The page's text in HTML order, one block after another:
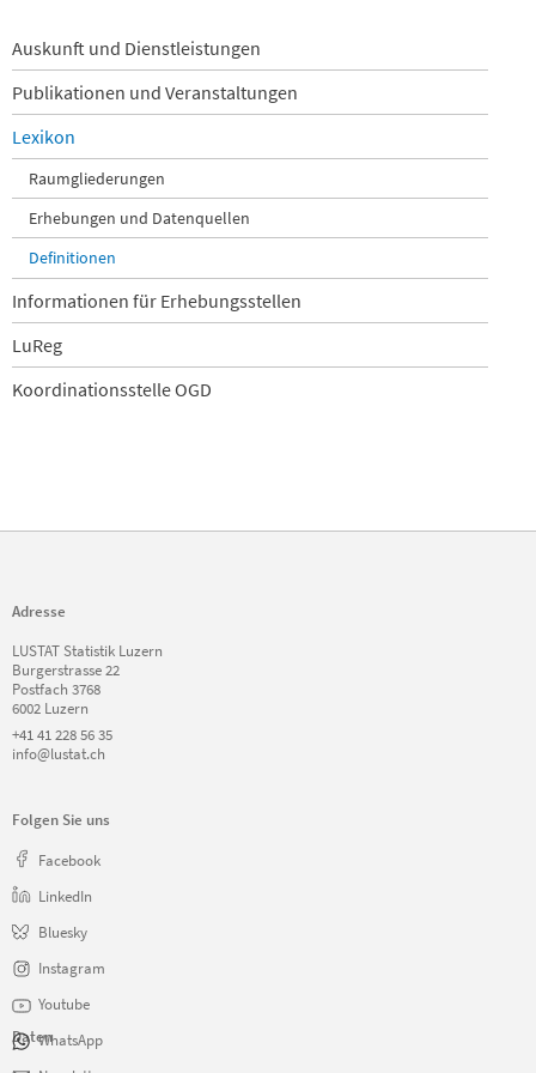
Navigation
überspringen
Auskunft und Dienstleistungen
Publikationen und Veranstaltungen
Lexikon
Raumgliederungen
Erhebungen und Datenquellen
Definitionen
Informationen für Erhebungsstellen
LuReg
Koordinationsstelle OGD
Adresse
LUSTAT Statistik Luzern
Burgerstrasse 22
Postfach 3768
6002 Luzern
+41 41 228 56 35
info@lustat.ch
Folgen Sie uns
Facebook
LinkedIn
Bluesky
Instagram
Youtube
WhatsApp
Daten